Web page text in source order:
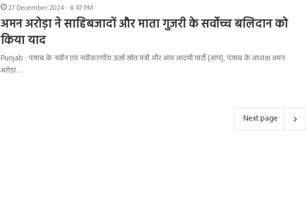
27 December 2024 - 8:47 PM
अमन अरोड़ा ने साहिबजादों और माता गुजरी के सर्वोच्च बलिदान को
किया याद
Punjab : पंजाब के नवीन एवं नवीकरणीय ऊर्जा स्रोत मंत्री और आम आदमी पार्टी (आप), पंजाब के अध्यक्ष अमन
अरोड़ा…
Next page